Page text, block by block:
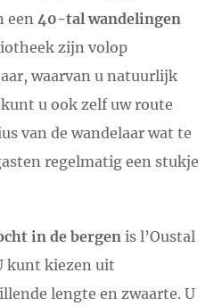
een 40-tal wandelingen
zijn volop
waarvan u natuurlijk
u ook zelf uw route
van de wandelaar wat te
regelmatig een stukje
in de bergen is l’Oustal
kunt kiezen uit
lengte en zwaarte. U